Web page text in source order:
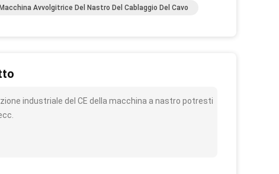
Macchina Avvolgitrice Del Nastro Del Cablaggio Del Cavo
industriale del CE della macchina a nastro potresti